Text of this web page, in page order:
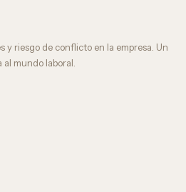
y riesgo de conflicto en la empresa. Un
mundo laboral.